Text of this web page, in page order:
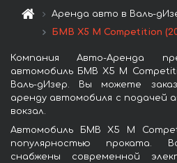
Аренда авто в Валь-
БМВ X5 M Competition
Компания Авто-Аренда
автомобиль БМВ X5 M
Валь-дИзер. Вы можете
аренду автомобиля с подачей
вокзал.
Автомобиль БМВ X5 M
популярностью проката.
снабжены современной